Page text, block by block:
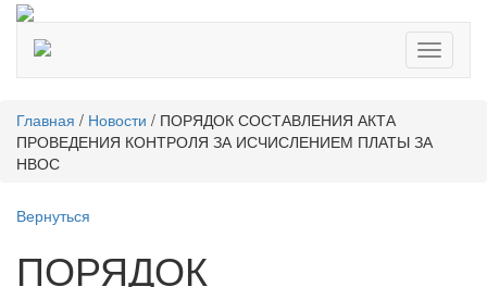
Toggle
Главная / Новости / ПОРЯДОК СОСТАВЛЕНИЯ АКТА
ПРОВЕДЕНИЯ КОНТРОЛЯ ЗА ИСЧИСЛЕНИЕМ ПЛАТЫ ЗА
НВОС
Вернуться
ПОРЯДОК